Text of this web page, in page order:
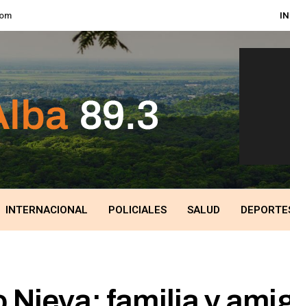
INTERNACIONAL POLICIALES SALUD